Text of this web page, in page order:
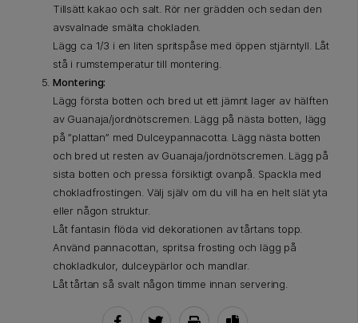
Tillsätt kakao och salt. Rör ner grädden och sedan den
avsvalnade smälta chokladen.
Lägg ca 1/3 i en liten spritspåse med öppen stjärntyll. Låt
stå i rumstemperatur till montering.
Montering:
Lägg första botten och bred ut ett jämnt lager av hälften
av Guanaja/jordnötscremen. Lägg på nästa botten, lägg
på ”plattan” med Dulceypannacotta. Lägg nästa botten
och bred ut resten av Guanaja/jordnötscremen. Lägg på
sista botten och pressa försiktigt ovanpå. Spackla med
chokladfrostingen. Välj själv om du vill ha en helt slät yta
eller någon struktur.
Låt fantasin flöda vid dekorationen av tårtans topp.
Använd pannacottan, spritsa frosting och lägg på
chokladkulor, dulceypärlor och mandlar.
Låt tårtan så svalt någon timme innan servering.